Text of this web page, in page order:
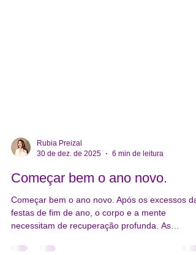
30 de dez. de 2025
6 min de leitura
Começar bem o ano novo.
Começar bem o ano novo. Após os excessos